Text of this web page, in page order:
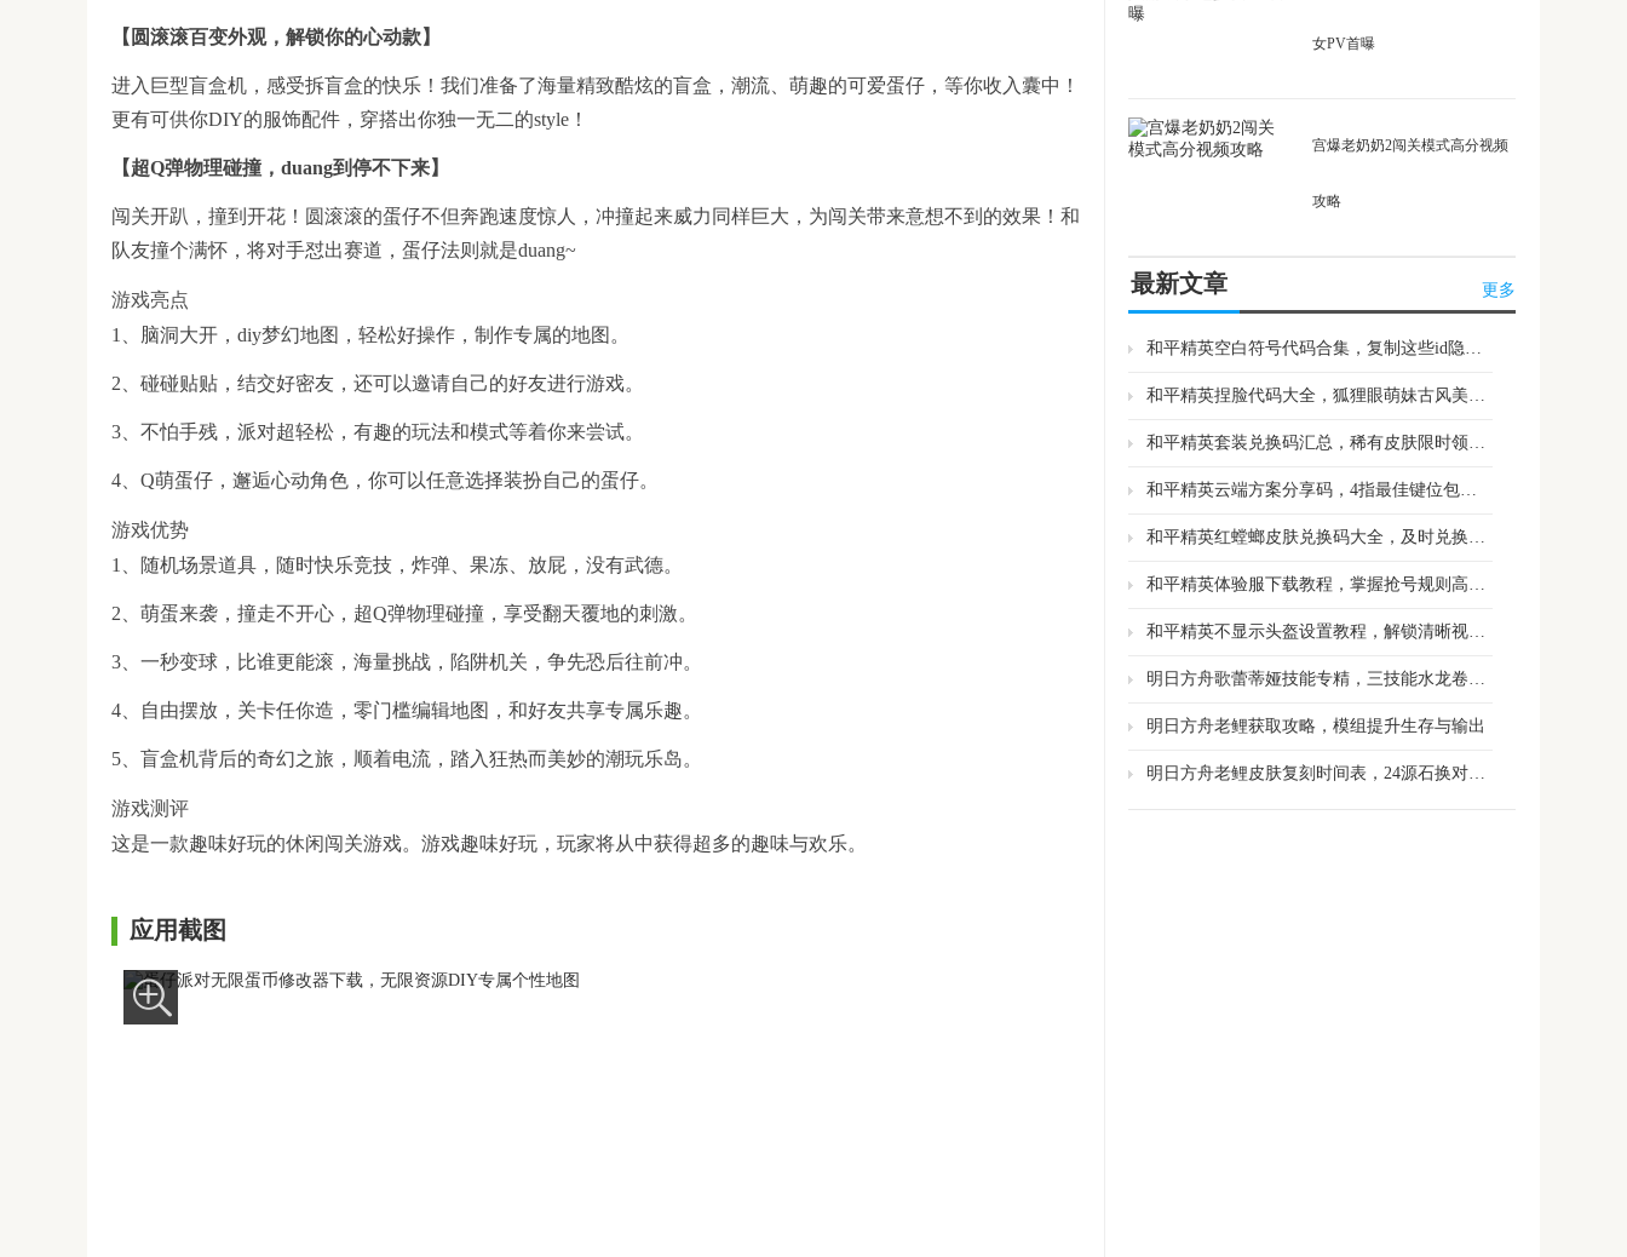
【圆滚滚百变外观，解锁你的心动款】
进入巨型盲盒机，感受拆盲盒的快乐！我们准备了海量精致酷炫的盲盒，潮流、萌趣的可爱蛋仔，等你收入囊中！
更有可供你DIY的服饰配件，穿搭出你独一无二的style！
【超Q弹物理碰撞，duang到停不下来】
闯关开趴，撞到开花！圆滚滚的蛋仔不但奔跑速度惊人，冲撞起来威力同样巨大，为闯关带来意想不到的效果！和
队友撞个满怀，将对手怼出赛道，蛋仔法则就是duang~
游戏亮点
1、脑洞大开，diy梦幻地图，轻松好操作，制作专属的地图。
2、碰碰贴贴，结交好密友，还可以邀请自己的好友进行游戏。
3、不怕手残，派对超轻松，有趣的玩法和模式等着你来尝试。
4、Q萌蛋仔，邂逅心动角色，你可以任意选择装扮自己的蛋仔。
游戏优势
1、随机场景道具，随时快乐竞技，炸弹、果冻、放屁，没有武德。
2、萌蛋来袭，撞走不开心，超Q弹物理碰撞，享受翻天覆地的刺激。
3、一秒变球，比谁更能滚，海量挑战，陷阱机关，争先恐后往前冲。
4、自由摆放，关卡任你造，零门槛编辑地图，和好友共享专属乐趣。
5、盲盒机背后的奇幻之旅，顺着电流，踏入狂热而美妙的潮玩乐岛。
游戏测评
这是一款趣味好玩的休闲闯关游戏。游戏趣味好玩，玩家将从中获得超多的趣味与欢乐。
应用截图
女PV首曝
宫爆老奶奶2闯关模式高分视频
攻略
最新文章 更多
和平精英空白符号代码合集，复制这些id隐形不是问题
和平精英捏脸代码大全，狐狸眼萌妹古风美女任挑选
和平精英套装兑换码汇总，稀有皮肤限时领取别错过
和平精英云端方案分享码，4指最佳键位包上皇冠
和平精英红螳螂皮肤兑换码大全，及时兑换抢占游戏优势
和平精英体验服下载教程，掌握抢号规则高效获取资格
和平精英不显示头盔设置教程，解锁清晰视野展示专属皮肤
明日方舟歌蕾蒂娅技能专精，三技能水龙卷聚怪群伤专三质变
明日方舟老鲤获取攻略，模组提升生存与输出
明日方舟老鲤皮肤复刻时间表，24源石换对策卡全场景通吃